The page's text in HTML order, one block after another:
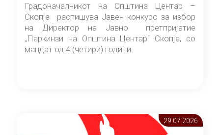
Градоначалникот на Општина Центар –
Скопје распишува Јавен конкурс за избор
на Директор на Јавно претпријатие
„Паркинзи на Општина Центар“ Скопје, со
мандат од 4 (четири) години.
29.07 2026